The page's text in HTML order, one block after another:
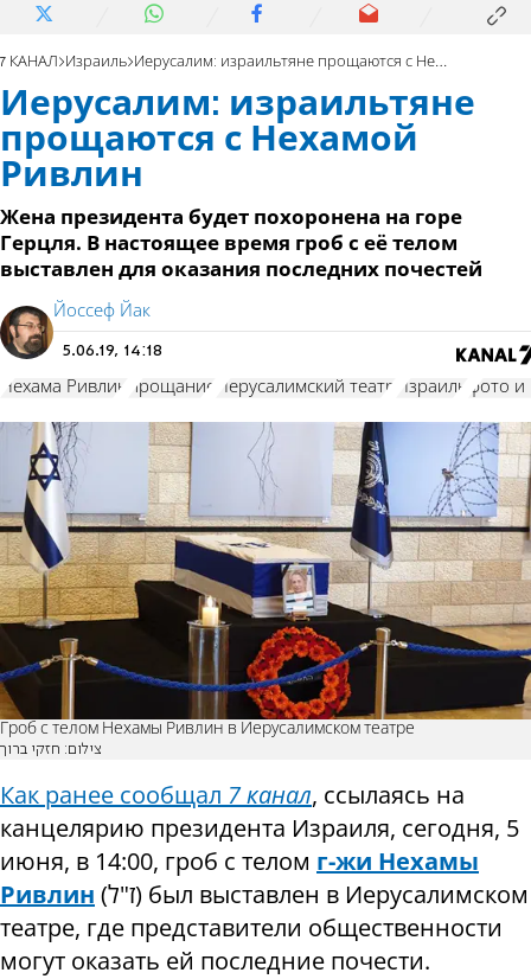
7 КАНАЛ Израиль Иерусалим: израильтяне прощаются с Нехамой Ривлин
Иерусалим: израильтяне
прощаются с Нехамой
Ривлин
Жена президента будет похоронена на горе
Герцля. В настоящее время гроб с её телом
выставлен для оказания последних почестей
Йоссеф Йак
5.06.19, 14:18
Нехама Ривлин прощание Иерусалимский театр Израиль фото и
Гроб с телом Нехамы Ривлин в Иерусалимском театре
צילום: חזקי ברוך
Как ранее сообщал 7 канал, ссылаясь на
канцелярию президента Израиля, сегодня, 5
июня, в 14:00, гроб с телом г-жи Нехамы
Ривлин (ז"ל) был выставлен в Иерусалимском
театре, где представители общественности
могут оказать ей последние почести.